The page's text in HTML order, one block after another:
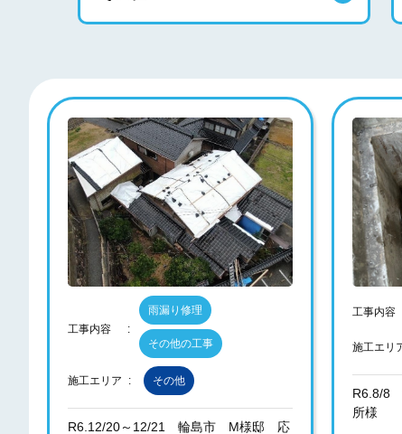
工事内容
雨漏り修理
その他の工事
施工エリア その他
R6.12/20～12/21 輪島市 M様邸 応
工事内容
施工エリ
R6.8/8
所様